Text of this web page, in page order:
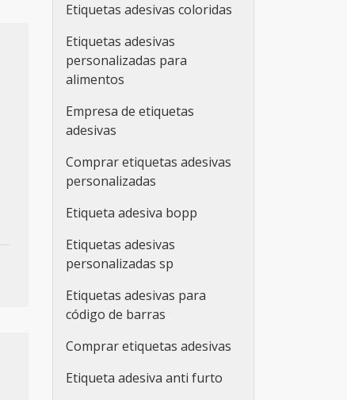
Etiquetas adesivas coloridas
Etiquetas adesivas
personalizadas para
alimentos
Empresa de etiquetas
adesivas
Comprar etiquetas adesivas
personalizadas
Etiqueta adesiva bopp
Etiquetas adesivas
personalizadas sp
Etiquetas adesivas para
código de barras
Comprar etiquetas adesivas
Etiqueta adesiva anti furto